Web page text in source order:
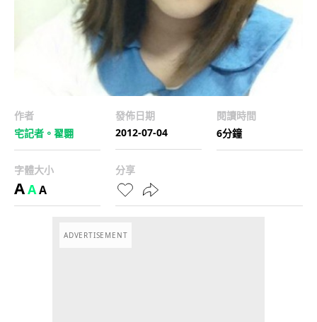
作者
宅記者。翟翾
發佈日期
2012-07-04
閱讀時間
6分鐘
字體大小
AAA
分享
ADVERTISEMENT